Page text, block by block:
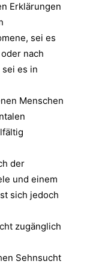
Erklärungen
sei es
nach
es in
Menschen
der
und einem
sich jedoch
zugänglich
Sehnsucht